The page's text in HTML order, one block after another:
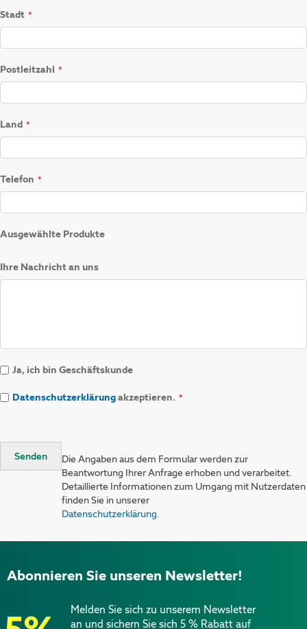
Stadt
Postleitzahl
Land
Telefon
Ausgewählte Produkte
Ihre Nachricht an uns
Ja, ich bin Geschäftskunde
Datenschutzerklärungakzeptieren.
Senden
Die Angaben aus dem Formular werden zur
Beantwortung Ihrer Anfrage erhoben und verarbeitet.
Detaillierte Informationen zum Umgang mit Nutzerdaten
finden Sie in unserer
Datenschutzerklärung.
Abonnieren Sie unseren Newsletter!
Melden Sie sich zu unserem Newsletter
an und sichern Sie sich 5 % Rabatt auf